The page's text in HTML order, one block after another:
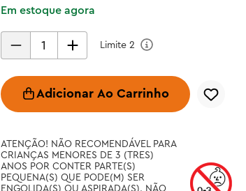
Em estoque agora
Limite 2
Adicionar Ao Carrinho
ATENÇÃO! NÃO RECOMENDÁVEL PARA
CRIANÇAS MENORES DE 3 (TRES)
ANOS POR CONTER PARTE(S)
PEQUENA(S) QUE PODE(M) SER
ENGOLIDA(S) OU ASPIRADA(S). NÃO